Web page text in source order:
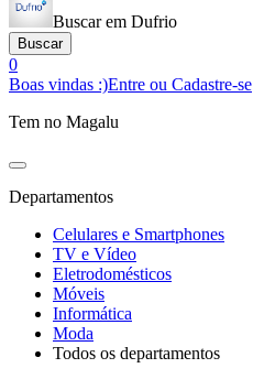
Buscar em Dufrio
Buscar
0
Boas vindas :)Entre ou Cadastre-se
Tem no Magalu
Departamentos
Celulares e Smartphones
TV e Vídeo
Eletrodomésticos
Móveis
Informática
Moda
Todos os departamentos